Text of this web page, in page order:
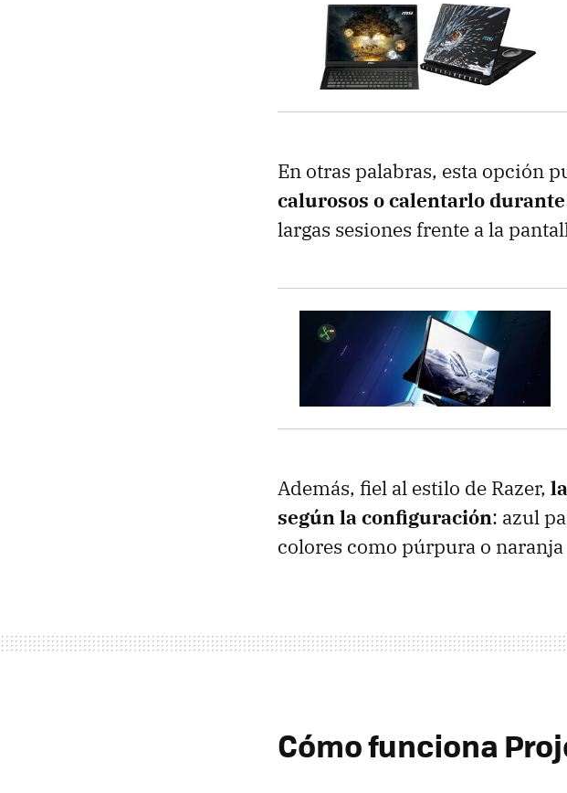
En otras palabras, esta opción
calurosos o calentarlo
largas sesiones frente a la
Además, fiel al estilo de Razer,
según la configuración: azul
colores como púrpura o
Cómo funciona